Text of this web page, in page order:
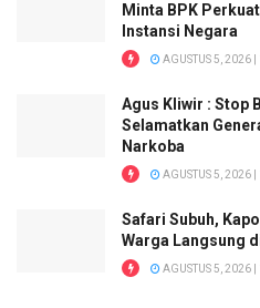
Minta BPK
Instansi Negara
AGUSTUS 5, 2026 |
Agus Kliwir : Stop
Selamatkan
Narkoba
AGUSTUS 5, 2026 |
Safari Subuh,
Warga Langsung
AGUSTUS 5, 2026 |